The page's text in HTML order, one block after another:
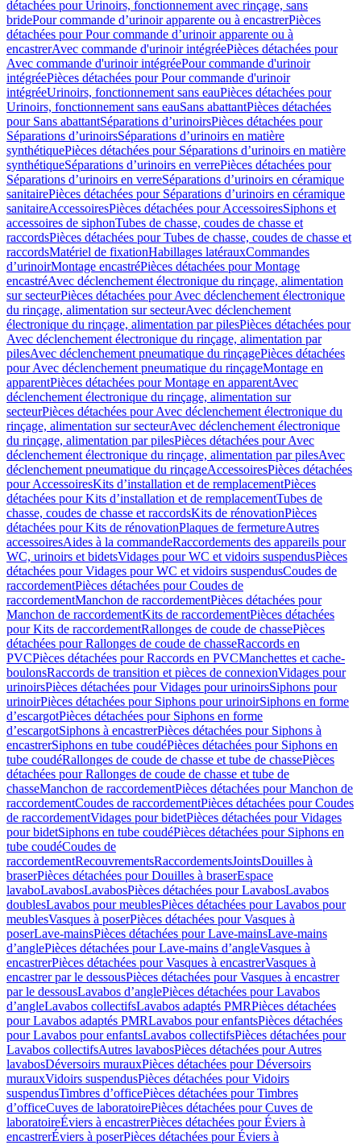
détachées pour Urinoirs, fonctionnement avec rinçage, sans
bridePour commande d’urinoir apparente ou à encastrerPièces
détachées pour Pour commande d’urinoir apparente ou à
encastrerAvec commande d'urinoir intégréePièces détachées pour
Avec commande d'urinoir intégréePour commande d'urinoir
intégréePièces détachées pour Pour commande d'urinoir
intégréeUrinoirs, fonctionnement sans eauPièces détachées pour
Urinoirs, fonctionnement sans eauSans abattantPièces détachées
pour Sans abattantSéparations d’urinoirsPièces détachées pour
Séparations d’urinoirsSéparations d’urinoirs en matière
synthétiquePièces détachées pour Séparations d’urinoirs en matière
synthétiqueSéparations d’urinoirs en verrePièces détachées pour
Séparations d’urinoirs en verreSéparations d’urinoirs en céramique
sanitairePièces détachées pour Séparations d’urinoirs en céramique
sanitaireAccessoiresPièces détachées pour AccessoiresSiphons et
accessoires de siphonTubes de chasse, coudes de chasse et
raccordsPièces détachées pour Tubes de chasse, coudes de chasse et
raccordsMatériel de fixationHabillages latérauxCommandes
dʼurinoirMontage encastréPièces détachées pour Montage
encastréAvec déclenchement électronique du rinçage, alimentation
sur secteurPièces détachées pour Avec déclenchement électronique
du rinçage, alimentation sur secteurAvec déclenchement
électronique du rinçage, alimentation par pilesPièces détachées pour
Avec déclenchement électronique du rinçage, alimentation par
pilesAvec déclenchement pneumatique du rinçagePièces détachées
pour Avec déclenchement pneumatique du rinçageMontage en
apparentPièces détachées pour Montage en apparentAvec
déclenchement électronique du rinçage, alimentation sur
secteurPièces détachées pour Avec déclenchement électronique du
rinçage, alimentation sur secteurAvec déclenchement électronique
du rinçage, alimentation par pilesPièces détachées pour Avec
déclenchement électronique du rinçage, alimentation par pilesAvec
déclenchement pneumatique du rinçageAccessoiresPièces détachées
pour AccessoiresKits d’installation et de remplacementPièces
détachées pour Kits d’installation et de remplacementTubes de
chasse, coudes de chasse et raccordsKits de rénovationPièces
détachées pour Kits de rénovationPlaques de fermetureAutres
accessoiresAides à la commandeRaccordements des appareils pour
WC, urinoirs et bidetsVidages pour WC et vidoirs suspendusPièces
détachées pour Vidages pour WC et vidoirs suspendusCoudes de
raccordementPièces détachées pour Coudes de
raccordementManchon de raccordementPièces détachées pour
Manchon de raccordementKits de raccordementPièces détachées
pour Kits de raccordementRallonges de coude de chassePièces
détachées pour Rallonges de coude de chasseRaccords en
PVCPièces détachées pour Raccords en PVCManchettes et cache-
boulonsRaccords de transition et pièces de connexionVidages pour
urinoirsPièces détachées pour Vidages pour urinoirsSiphons pour
urinoirPièces détachées pour Siphons pour urinoirSiphons en forme
d’escargotPièces détachées pour Siphons en forme
d’escargotSiphons à encastrerPièces détachées pour Siphons à
encastrerSiphons en tube coudéPièces détachées pour Siphons en
tube coudéRallonges de coude de chasse et tube de chassePièces
détachées pour Rallonges de coude de chasse et tube de
chasseManchon de raccordementPièces détachées pour Manchon de
raccordementCoudes de raccordementPièces détachées pour Coudes
de raccordementVidages pour bidetPièces détachées pour Vidages
pour bidetSiphons en tube coudéPièces détachées pour Siphons en
tube coudéCoudes de
raccordementRecouvrementsRaccordementsJointsDouilles à
braserPièces détachées pour Douilles à braserEspace
lavaboLavabosLavabosPièces détachées pour LavabosLavabos
doublesLavabos pour meublesPièces détachées pour Lavabos pour
meublesVasques à poserPièces détachées pour Vasques à
poserLave-mainsPièces détachées pour Lave-mainsLave-mains
d’anglePièces détachées pour Lave-mains d’angleVasques à
encastrerPièces détachées pour Vasques à encastrerVasques à
encastrer par le dessousPièces détachées pour Vasques à encastrer
par le dessousLavabos d’anglePièces détachées pour Lavabos
d’angleLavabos collectifsLavabos adaptés PMRPièces détachées
pour Lavabos adaptés PMRLavabos pour enfantsPièces détachées
pour Lavabos pour enfantsLavabos collectifsPièces détachées pour
Lavabos collectifsAutres lavabosPièces détachées pour Autres
lavabosDéversoirs murauxPièces détachées pour Déversoirs
murauxVidoirs suspendusPièces détachées pour Vidoirs
suspendusTimbres dʼofficePièces détachées pour Timbres
dʼofficeCuves de laboratoirePièces détachées pour Cuves de
laboratoireÉviers à encastrerPièces détachées pour Éviers à
encastrerÉviers à poserPièces détachées pour Éviers à